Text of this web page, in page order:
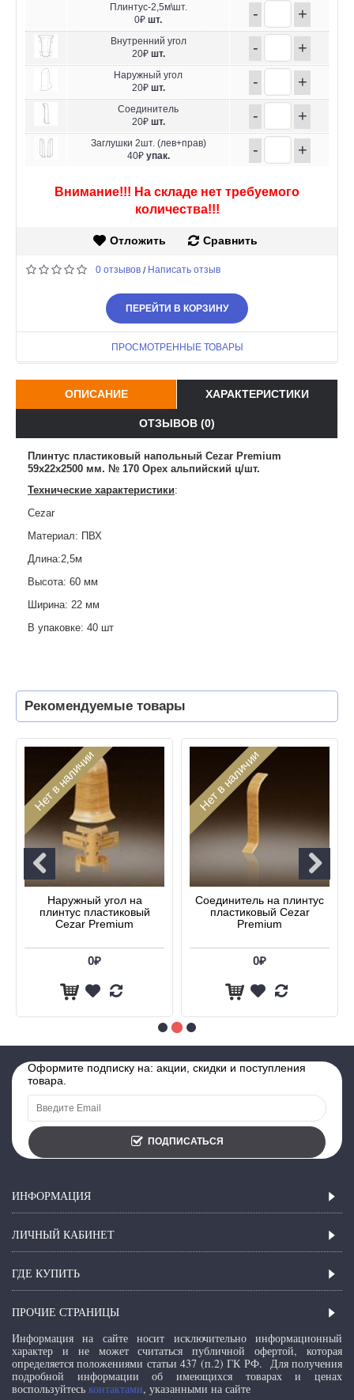
Плинтус-2,5м\шт.
0₽ шт. - +
Внутренний угол
20₽ шт. - +
Наружный угол
20₽ шт. - +
Соединитель
20₽ шт. - +
Заглушки 2шт. (лев+прав)
40₽ упак. - +
Внимание!!! На складе нет требуемого
количества!!!
Отложить Сравнить
0 отзывов / Написать отзыв
ПЕРЕЙТИ В КОРЗИНУ
ПРОСМОТРЕННЫЕ ТОВАРЫ
ОПИСАНИЕ ХАРАКТЕРИСТИКИ
ОТЗЫВОВ (0)
Плинтус пластиковый напольный Cezar Premium
59х22x2500 мм. № 170 Орех альпийский ц/шт.
Технические характеристики:
Cezar
Материал: ПВХ
Длина:2,5м
Высота: 60 мм
Ширина: 22 мм
В упаковке: 40 шт
Рекомендуемые товары
Нет в наличии
Наружный угол на
плинтус пластиковый
Cezar Premium
0₽
Нет в наличии
Соединитель на плинтус
пластиковый Cezar
Premium
0₽
Оформите подписку на: акции, скидки и поступления
товара.
ПОДПИСАТЬСЯ
ИНФОРМАЦИЯ
ЛИЧНЫЙ КАБИНЕТ
ГДЕ КУПИТЬ
ПРОЧИЕ СТРАНИЦЫ
Информация на сайте носит исключительно информационный
характер и не может считаться публичной офертой, которая
определяется положениями статьи 437 (п.2) ГК РФ. Для получения
подробной информации об имеющихся товарах и ценах
воспользуйтесь контактами, указанными на сайте